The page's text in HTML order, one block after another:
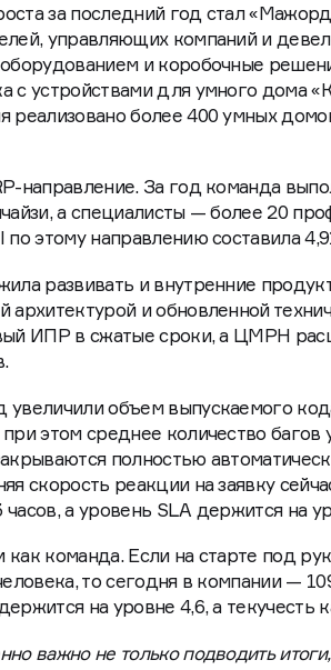
за последний год стал
управляющих компаний и
и коробочные
с устройствами для умного дома
реализовано более 400 умных
направление. За год команда
а специалисты — более 20
этому направлению составила
развивать и внутренние
архитектурой и обновленной
ИПР в сжатые сроки, а ЦМРН
объем выпускаемого
этом среднее количество багов
полностью
скорость реакции на заявку
а уровень SLA держится на
команда. Если на старте под
то сегодня в компании —
на уровне 4,6, а текучесть
важно не только подводить итоги,